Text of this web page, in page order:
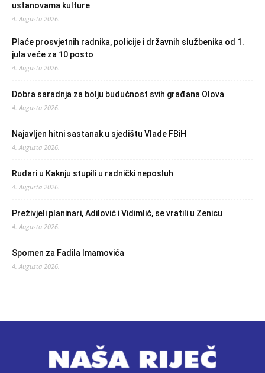
ustanovama kulture
4. Augusta 2026.
Plaće prosvjetnih radnika, policije i državnih službenika od 1.
jula veće za 10 posto
4. Augusta 2026.
Dobra saradnja za bolju budućnost svih građana Olova
4. Augusta 2026.
Najavljen hitni sastanak u sjedištu Vlade FBiH
4. Augusta 2026.
Rudari u Kaknju stupili u radnički neposluh
4. Augusta 2026.
Preživjeli planinari, Adilović i Vidimlić, se vratili u Zenicu
4. Augusta 2026.
Spomen za Fadila Imamovića
4. Augusta 2026.